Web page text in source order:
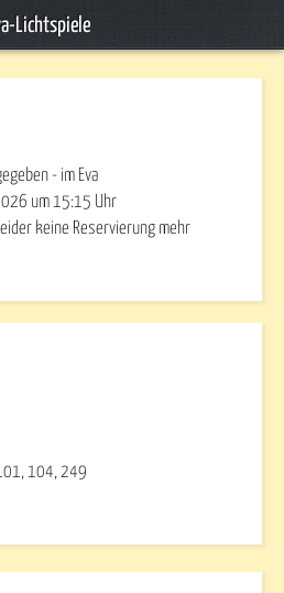
104, 249
- im Eva
um 15:15 Uhr
keine Reservierung mehr
Lichtspiele